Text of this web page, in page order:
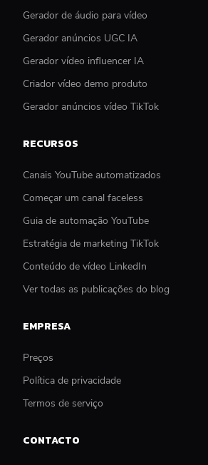
Gerador de áudio para vídeo
Gerador anúncios UGC IA
Gerador vídeo influencer IA
Criador vídeo demo produto
Gerador anúncios vídeo TikTok
RECURSOS
Canais YouTube automatizados
Começar um canal faceless
Guia de automação YouTube
Estratégia de marketing TikTok
Conteúdo de vídeo LinkedIn
Ver todas as publicações do blog
EMPRESA
Preços
Política de privacidade
Termos de serviço
CONTACTO